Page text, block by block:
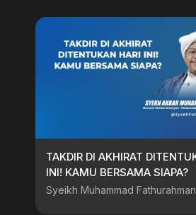
TAKDIR DI AKHIRAT
INI! KAMU BERSAMA SIAPA?
Syeikh Muhammad Fathurahman